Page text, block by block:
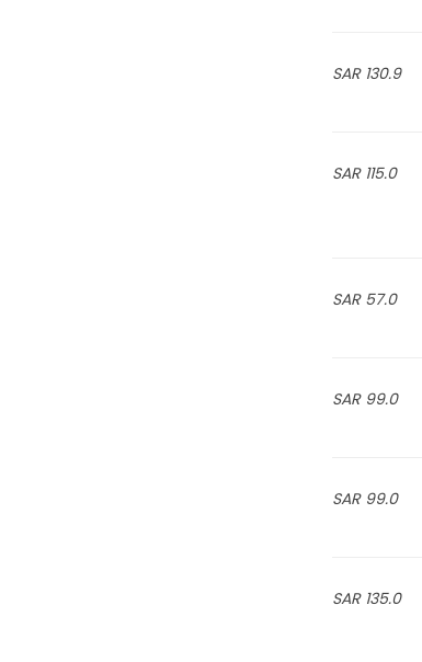
130.9 SAR
115.0 SAR
57.0 SAR
99.0 SAR
99.0 SAR
135.0 SAR